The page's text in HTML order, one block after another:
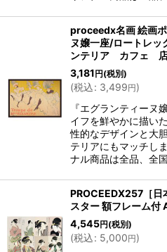
proceedx名画 絵画
ヌ嬢一座/ロートレ
ンテリア カフェ
3,181円(税別)
(税込: 3,499円)
『エグランティーヌ
イフを鮮やかに描い
性的なデザインと大
テリアにもマッチ
ナル商品は全品、全
PROCEEDX257［
スター 額フレーム付
4,545円(税別)
(税込: 5,000円)